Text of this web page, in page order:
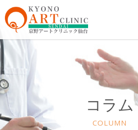
コラム
COLUMN